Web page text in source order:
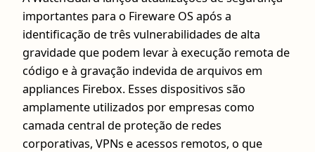
importantes para o Fireware OS após a
identificação de três vulnerabilidades de alta
gravidade que podem levar à execução remota de
código e à gravação indevida de arquivos em
appliances Firebox. Esses dispositivos são
amplamente utilizados por empresas como
camada central de proteção de redes
corporativas, VPNs e acessos remotos, o que